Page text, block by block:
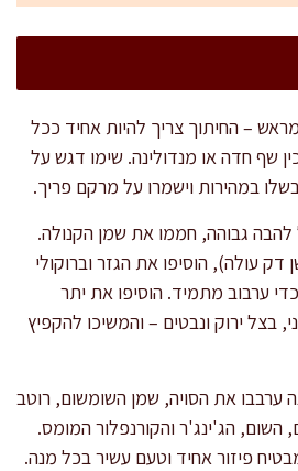
– החיתוך צריך להיות אחיד ככל
שף חדה או מנדולינה. שימו דגש על
במהירות וישמרו על מרקם פריך.
להבה גבוהה, חממו את שמן הקנולה.
עולה), הוסיפו את הגזר וברוקולי
תוך כדי ערבוב מתמיד. הוסיפו את יתר
בצל ירוק ונבטים – והמשיכו להקפיץ
ערבבו את הסויה, שמן השומשום, רוטב
השום, הג'ינג'ר והקורנפלור המומס.
פיזור אחיד וטעם עשיר בכל מנה.